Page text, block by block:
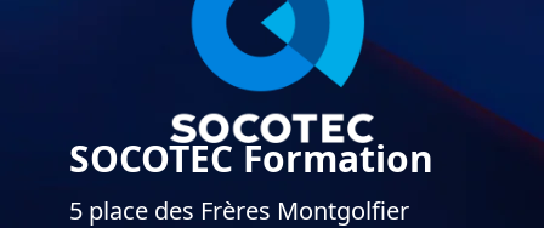
SOCOTEC Formation
5 place des Frères Montgolfier